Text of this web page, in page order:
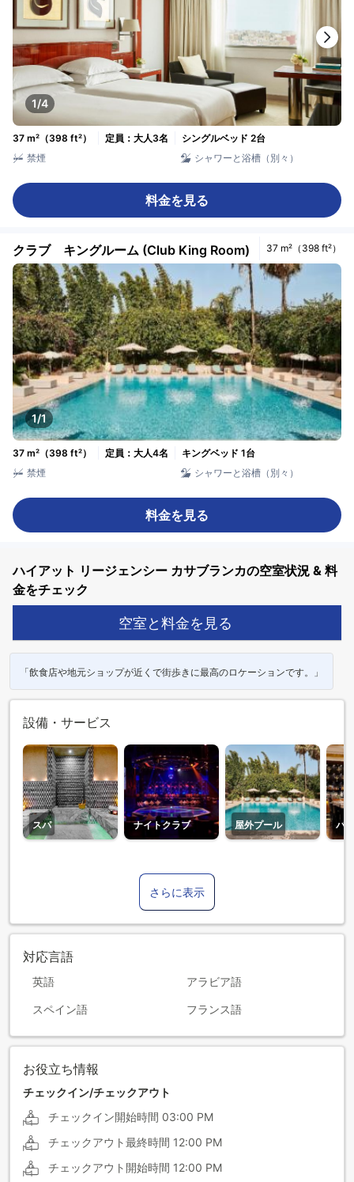
1/4
37 m²（398 ft²） 定員：大人3名
シングルベッド 2台
禁煙
シャワーと浴槽（別々）
料金を見る
クラブ キングルーム (Club King Room) 37 m²（398 ft²）
1/1
37 m²（398 ft²） 定員：大人4名
キングベッド 1台
禁煙
シャワーと浴槽（別々）
料金を見る
ハイアット リージェンシー カサブランカの空室状況 & 料
金をチェック
空室と料金を見る
「飲食店や地元ショップが近くで街歩きに最高のロケーションです。」
設備・サービス
スパ ナイトクラブ 屋外プール バー
さらに表示
対応言語
英語 アラビア語
スペイン語 フランス語
お役立ち情報
チェックイン/チェックアウト
チェックイン開始時間 03:00 PM
チェックアウト最終時間 12:00 PM
チェックアウト開始時間 12:00 PM